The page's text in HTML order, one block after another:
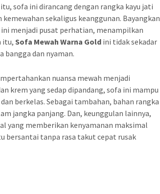
sofa ini dirancang dengan rangka kayu jati
sekaligus keanggunan. Bayangkan
menjadi pusat perhatian, menampilkan
itu,Sofa Mewah Warna Gold ini tidak sekadar
bangga dan nyaman.
nuansa mewah menjadi
krem yang sedap dipandang, sofa ini mampu
berkelas. Sebagai tambahan, bahan rangka
jangka panjang. Dan, keunggulan lainnya,
yang memberikan kenyamanan maksimal
bersantai tanpa rasa takut cepat rusak